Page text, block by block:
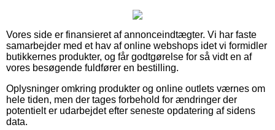
Vores side er finansieret af annonceindtægter. Vi har faste
samarbejder med et hav af online webshops idet vi formidler
butikkernes produkter, og får godtgørelse for så vidt en af
vores besøgende fuldfører en bestilling.
Oplysninger omkring produkter og online outlets værnes om
hele tiden, men der tages forbehold for ændringer der
potentielt er udarbejdet efter seneste opdatering af sidens
data.